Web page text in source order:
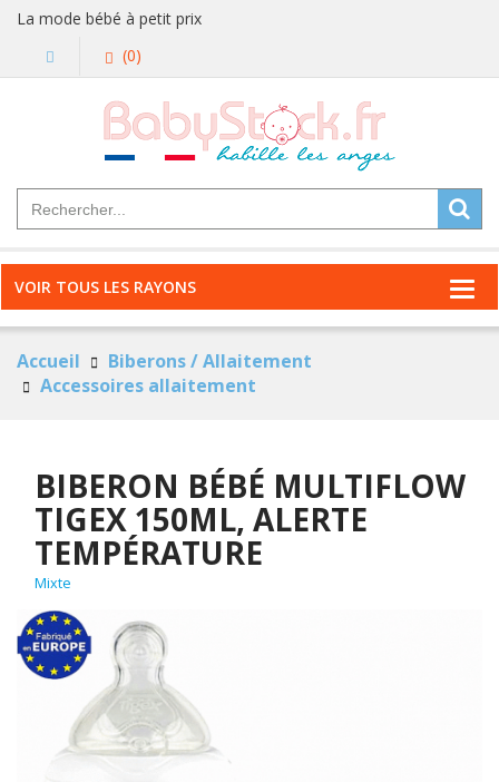
La mode bébé à petit prix
(0)
VOIR TOUS LES RAYONS
Accueil
Biberons / Allaitement
Accessoires allaitement
BIBERON BÉBÉ MULTIFLOW
TIGEX 150ML, ALERTE
TEMPÉRATURE
Mixte